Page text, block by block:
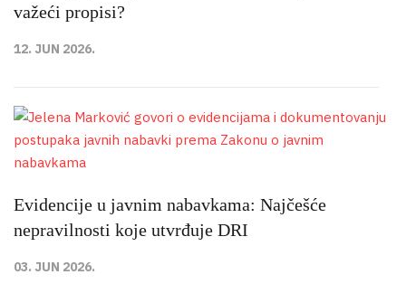
važeći propisi?
12. JUN 2026.
Evidencije u javnim nabavkama: Najčešće
nepravilnosti koje utvrđuje DRI
03. JUN 2026.